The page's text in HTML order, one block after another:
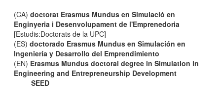
(CA)doctorat Erasmus Mundus en Simulació en
Enginyeria i Desenvolupament de l'Emprenedoria
[Estudis:Doctorats de la UPC]
(ES)doctorado Erasmus Mundus en Simulación en
Ingeniería y Desarrollo del Emprendimiento
(EN) Erasmus Mundus doctoral degree in Simulation in
Engineering and Entrepreneurship Development
SEED